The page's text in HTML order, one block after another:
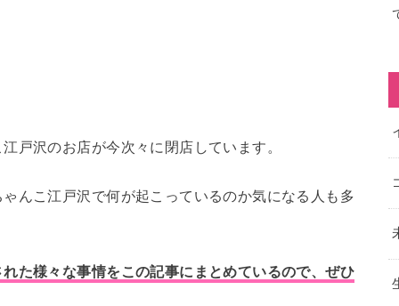
戸沢のお店が今次々に閉店しています。
んこ江戸沢で何が起こっているのか気になる人も多
た様々な事情をこの記事にまとめているので、ぜひ